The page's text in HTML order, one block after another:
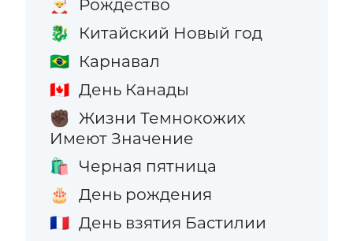
🎅 Рождество
🐉 Китайский Новый год
🇧🇷 Карнавал
🇨🇦 День Канады
✊🏿 Жизни Темнокожих
Имеют Значение
🛍️ Черная пятница
🎂 День рождения
🇫🇷 День взятия Бастилии